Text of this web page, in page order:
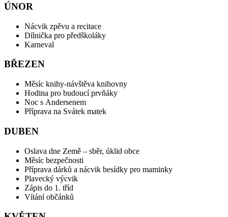
ÚNOR
Nácvik zpěvu a recitace
Dílnička pro předškoláky
Karneval
BŘEZEN
Měsíc knihy-návštěva knihovny
Hodina pro budoucí prvňáky
Noc s Andersenem
Příprava na Svátek matek
DUBEN
Oslava dne Země – sběr, úklid obce
Měsíc bezpečnosti
Příprava dárků a nácvik besídky pro maminky
Plavecký výcvik
Zápis do 1. tříd
Vítání občánků